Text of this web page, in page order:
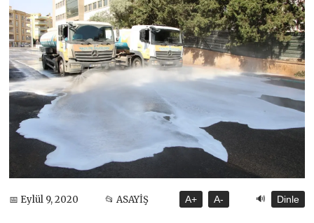
📅 Eylül 9, 2020 📂 ASAYİŞ A+ A- 🔊 Dinle